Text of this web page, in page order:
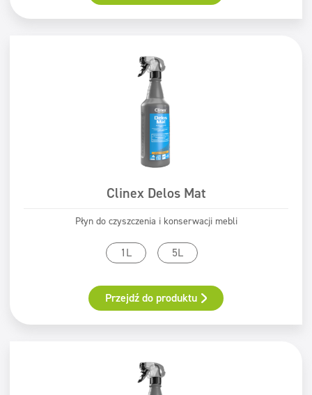
Clinex Delos Mat
Płyn do czyszczenia i konserwacji mebli
1L 5L
Przejdź do produktu